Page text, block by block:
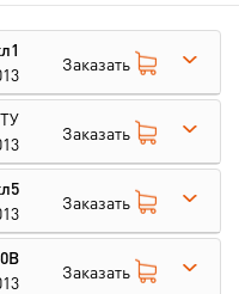
Заказать
ТУ
Заказать
Заказать
Заказать